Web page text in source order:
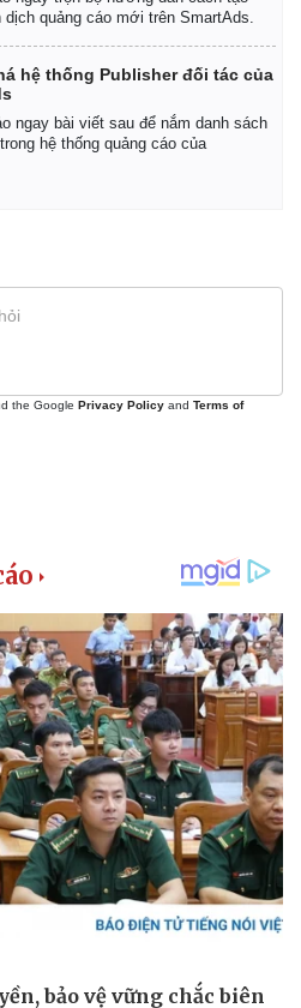
Thị trường
Giá vàng
Tiêu dùng
Tỷ giá
Chứng khoán
Giá cà phê
dịch quảng cáo mới trên SmartAds.
hệ thống Publisher đối tác của
ngay bài viết sau để nắm danh sách
hệ thống quảng cáo của
the Google Privacy Policy and Terms of